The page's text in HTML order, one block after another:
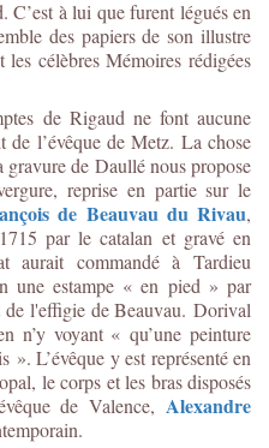
C’est à lui que furent légués en
des papiers de son illustre
célèbres Mémoires rédigées
de Rigaud ne font aucune
de l’évêque de Metz. La chose
gravure de Daullé nous propose
reprise en partie sur le
de Beauvau du Rivau,
par le catalan et gravé en
aurait commandé à Tardieu
une estampe « en pied » par
de l'effigie de Beauvau. Dorival
n’y voyant « qu’une peinture
L’évêque y est représenté en
le corps et les bras disposés
de Valence, Alexandre